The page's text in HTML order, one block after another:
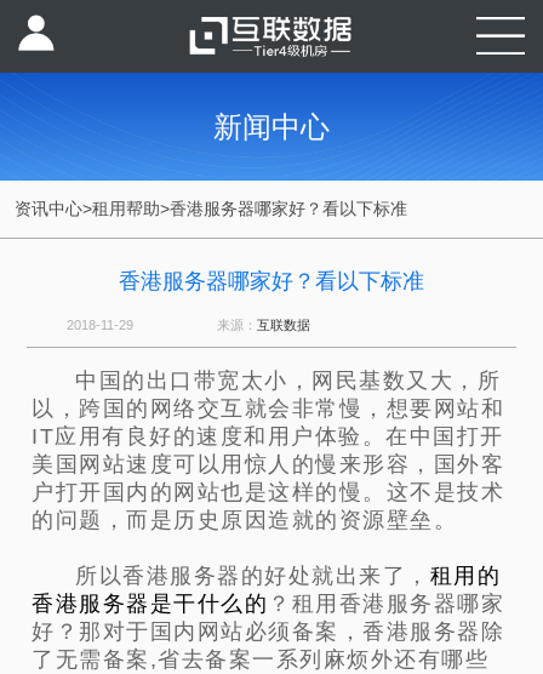
新闻中心
资讯中心>租用帮助>香港服务器哪家好？看以下标准
香港服务器哪家好？看以下标准
2018-11-29 来源： 互联数据
中国的出口带宽太小，网民基数又大，所
以，跨国的网络交互就会非常慢，想要网站和
IT应用有良好的速度和用户体验。在中国打开
美国网站速度可以用惊人的慢来形容，国外客
户打开国内的网站也是这样的慢。这不是技术
的问题，而是历史原因造就的资源壁垒。
所以香港服务器的好处就出来了， 租用的
香港服务器是干什么的 ？ 租用香港服务器哪家
好？ 那对于国内网站必须备案，香港服务器除
了无需备案,省去备案一系列麻烦外还有哪些